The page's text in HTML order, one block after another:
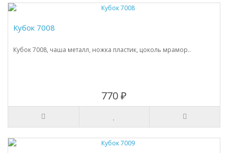
Кубок 7008
Кубок 7008, чаша металл, ножка пластик, цоколь мрамор..
770 ₽